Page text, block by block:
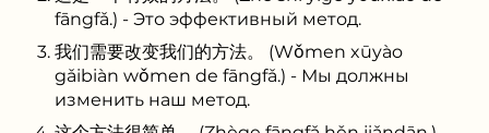
fāngfǎ.) - Это эффективный метод.
我们需要改变我们的方法。 (Wǒmen xūyào
gǎibiàn wǒmen de fāngfǎ.) - Мы должны
изменить наш метод.